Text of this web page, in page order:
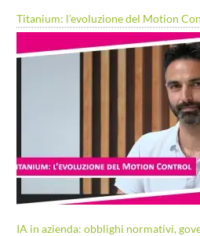
Titanium: l’evoluzione del Motion
IA in azienda: obblighi normativi,